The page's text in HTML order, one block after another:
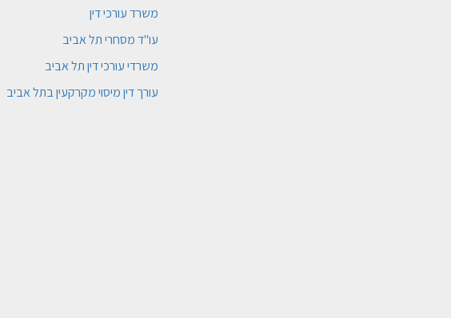
משרד עורכי דין
עו"ד מסחרי תל אביב
משרדי עורכי דין תל אביב
עורך דין מיסוי מקרקעין בתל אביב